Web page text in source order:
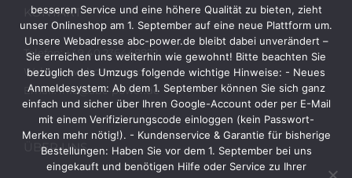
KONTAKT
Telefon: +49 40 236448822
Web: www.abc-power.de
Email: info@abc-power.de
ÜBER UNS
besseren Service und eine höhere Qualität zu bieten, zieht
unser Onlineshop am 1. September auf eine neue Plattform um.
Unsere Webadresse abc-power.de bleibt dabei unverändert –
Sie erreichen uns weiterhin wie gewohnt! Bitte beachten Sie
bezüglich des Umzugs folgende wichtige Hinweise: - Neues
Anmeldesystem: Ab dem 1. September können Sie sich ganz
einfach und sicher über Ihren Google-Account oder per E-Mail
mit einem Verifizierungscode einloggen (kein Passwort-
Merken mehr nötig!). - Kundenservice & Garantie für bisherige
Bestellungen: Haben Sie vor dem 1. September bei uns
eingekauft und benötigen Hilfe oder Service zu Ihrer